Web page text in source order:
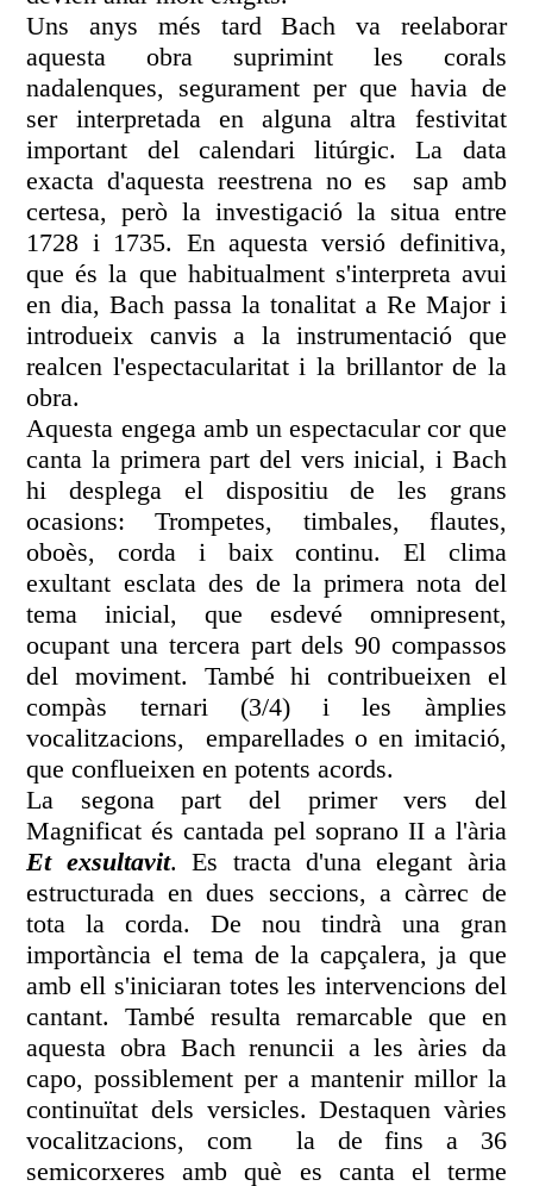
Uns anys més tard Bach va reelaborar
aquesta obra suprimint les corals
nadalenques, segurament per que havia de
ser interpretada en alguna altra festivitat
important del calendari litúrgic. La data
exacta d'aquesta reestrena no es sap amb
certesa, però la investigació la situa entre
1728 i 1735. En aquesta versió definitiva,
que és la que habitualment s'interpreta avui
en dia, Bach passa la tonalitat a Re Major i
introdueix canvis a la instrumentació que
realcen l'espectacularitat i la brillantor de la
obra.
Aquesta engega amb un espectacular cor que
canta la primera part del vers inicial, i Bach
hi desplega el dispositiu de les grans
ocasions: Trompetes, timbales, flautes,
oboès, corda i baix continu. El clima
exultant esclata des de la primera nota del
tema inicial, que esdevé omnipresent,
ocupant una tercera part dels 90 compassos
del moviment. També hi contribueixen el
compàs ternari (3/4) i les àmplies
vocalitzacions, emparellades o en imitació,
que conflueixen en potents acords.
La segona part del primer vers del
Magnificat és cantada pel soprano II a l'ària
Et exsultavit. Es tracta d'una elegant ària
estructurada en dues seccions, a càrrec de
tota la corda. De nou tindrà una gran
importància el tema de la capçalera, ja que
amb ell s'iniciaran totes les intervencions del
cantant. També resulta remarcable que en
aquesta obra Bach renuncii a les àries da
capo, possiblement per a mantenir millor la
continuïtat dels versicles. Destaquen vàries
vocalitzacions, com la de fins a 36
semicorxeres amb què es canta el terme